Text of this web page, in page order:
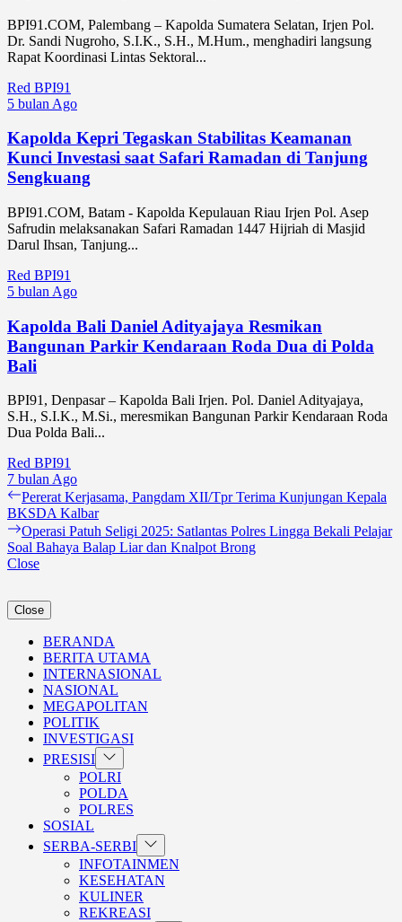
BPI91.COM, Palembang – Kapolda Sumatera Selatan, Irjen Pol.
Dr. Sandi Nugroho, S.I.K., S.H., M.Hum., menghadiri langsung
Rapat Koordinasi Lintas Sektoral...
Red BPI91
5 bulan Ago
Kapolda Kepri Tegaskan Stabilitas Keamanan
Kunci Investasi saat Safari Ramadan di Tanjung
Sengkuang
BPI91.COM, Batam - Kapolda Kepulauan Riau Irjen Pol. Asep
Safrudin melaksanakan Safari Ramadan 1447 Hijriah di Masjid
Darul Ihsan, Tanjung...
Red BPI91
5 bulan Ago
Kapolda Bali Daniel Adityajaya Resmikan
Bangunan Parkir Kendaraan Roda Dua di Polda
Bali
BPI91, Denpasar – Kapolda Bali Irjen. Pol. Daniel Adityajaya,
S.H., S.I.K., M.Si., meresmikan Bangunan Parkir Kendaraan Roda
Dua Polda Bali...
Red BPI91
7 bulan Ago
Navigasi
pos
Previous
post:
Pererat Kerjasama, Pangdam XII/Tpr Terima Kunjungan Kepala
BKSDA Kalbar
Next
post:
Operasi Patuh Seligi 2025: Satlantas Polres Lingga Bekali Pelajar
Soal Bahaya Balap Liar dan Knalpot Brong
Close
Close
BERANDA
BERITA UTAMA
INTERNASIONAL
NASIONAL
MEGAPOLITAN
POLITIK
INVESTIGASI
PRESISI Show
sub
menu
POLRI
POLDA
POLRES
SOSIAL
SERBA-SERBI Show
sub
menu
INFOTAINMEN
KESEHATAN
KULINER
REKREASI